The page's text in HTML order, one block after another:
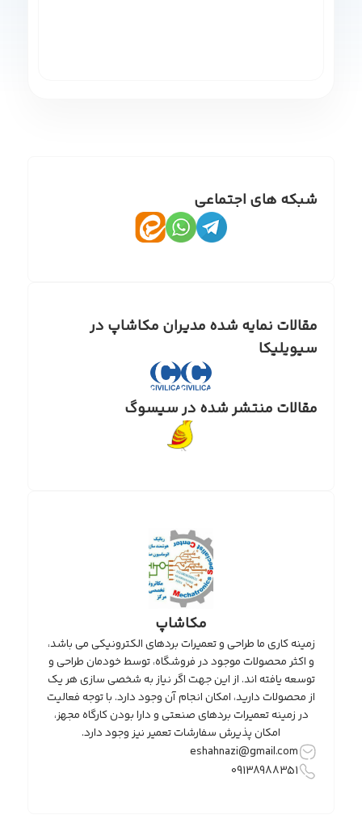
شبکه های اجتماعی
مقالات نمایه شده مدیران مکاشاپ در
سیویلیکا
مقالات منتشر شده در سیسوگ
مکاشاپ
زمینه کاری ما طراحی و تعمیرات بردهای الکترونیکی می باشد،
و اکثر محصولات موجود در فروشگاه، توسط خودمان طراحی و
توسعه یافته اند. از این جهت اگر نیاز به شخصی سازی هر یک
از محصولات دارید، امکان انجام آن وجود دارد. با توجه فعالیت
در زمینه تعمیرات بردهای صنعتی و دارا بودن کارگاه مجهز،
امکان پذیرش سفارشات تعمیر نیز وجود دارد.
eshahnazi@gmail.com
09138988351